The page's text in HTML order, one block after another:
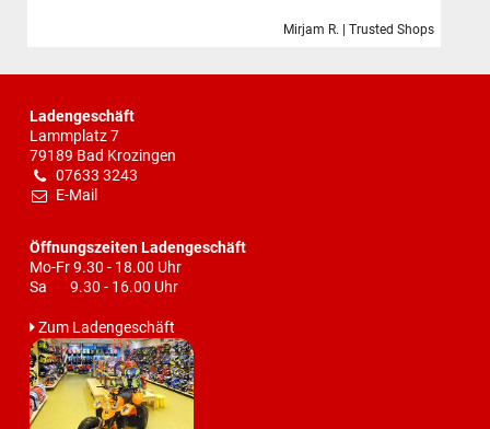
Mirjam R. | Trusted Shops
Ladengeschäft
Lammplatz 7
79189 Bad Krozingen
07633 3243
E-Mail
Öffnungszeiten Ladengeschäft
Mo-Fr 9.30 - 18.00 Uhr
Sa 9.30 - 16.00 Uhr
Zum Ladengeschäft